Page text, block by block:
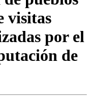
visitas
por el
de